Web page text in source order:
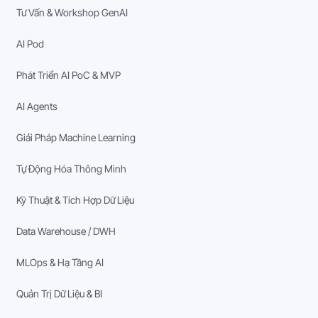
Tư Vấn & Workshop GenAI
AI Pod
Phát Triển AI PoC & MVP
AI Agents
Giải Pháp Machine Learning
Tự Động Hóa Thông Minh
Kỹ Thuật & Tích Hợp Dữ Liệu
Data Warehouse / DWH
MLOps & Hạ Tầng AI
Quản Trị Dữ Liệu & BI